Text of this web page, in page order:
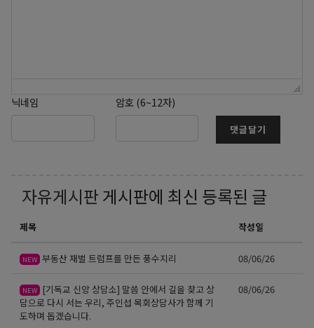
닉네임 암호 (6~12자)
댓글달기
자유게시판 게시판에 최신 등록된 글
제목 작성일
NEW 부동산 재벌 트럼프를 만든 풍수지리 08/06/26
NEW
[기독교 신앙 상담소] 말씀 안에서 길을 찾고 상
담으로 다시 서는 우리, 주인섭 목회상담사가 함께 기
도하며 돕겠습니다.
08/06/26